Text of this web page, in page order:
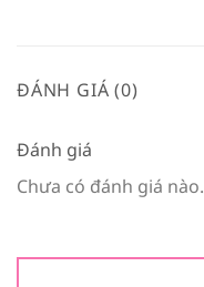
ĐÁNH GIÁ (0)
Đánh giá
Chưa có đánh giá nào.